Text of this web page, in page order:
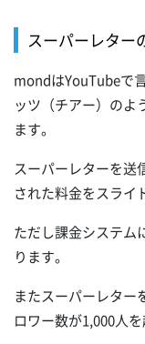
スーパーレター
mondはYouTubeで
ッツ（チアー）のよ
ます。
スーパーレターを送
された料金をスライ
ただし課金システム
ります。
またスーパーレタ
ロワー数が1,000人